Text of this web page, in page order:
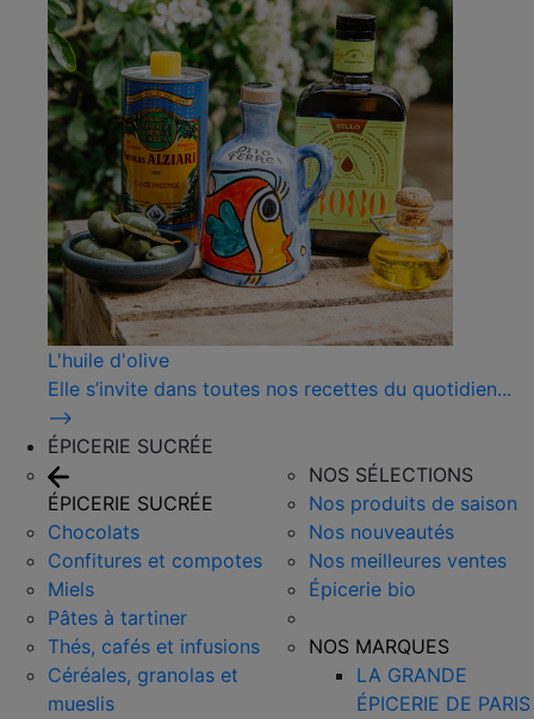
L'huile d'olive
Elle s’invite dans toutes nos recettes du quotidien...
⟶
ÉPICERIE SUCRÉE
ÉPICERIE SUCRÉE
Chocolats
Confitures et compotes
Miels
Pâtes à tartiner
Thés, cafés et infusions
Céréales, granolas et
mueslis
NOS SÉLECTIONS
Nos produits de saison
Nos nouveautés
Nos meilleures ventes
Épicerie bio
NOS MARQUES
LA GRANDE
ÉPICERIE DE PARIS